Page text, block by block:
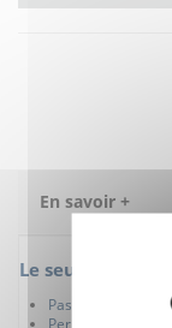
En savoir +
Le seul
Pas d'embouts
Permet de